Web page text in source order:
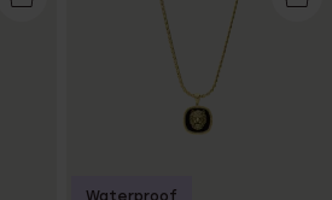
Waterproof